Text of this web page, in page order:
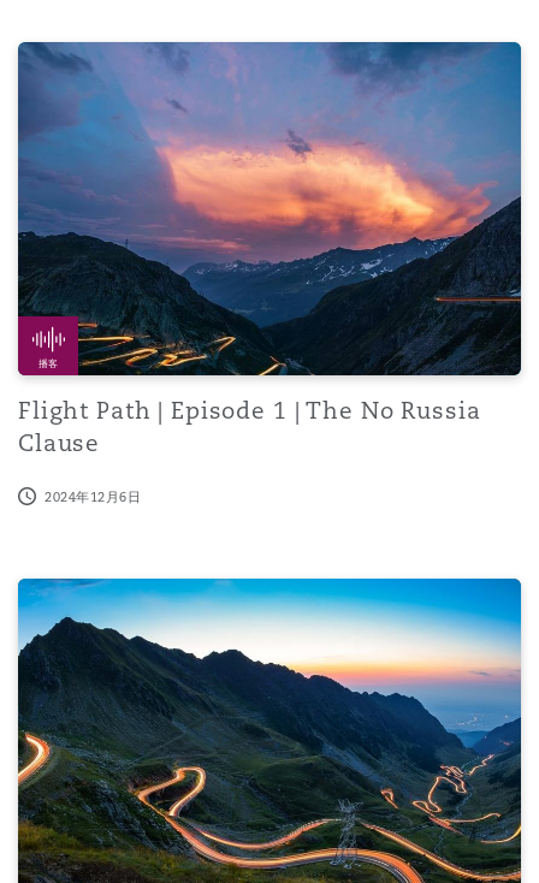
Flight Path | Episode 1 | The No Russia Clause
播客
Flight Path | Episode 1 | The No Russia
Clause
2024年12月6日
Aircraft Parts Fraud: counterfeit and unapproved parts